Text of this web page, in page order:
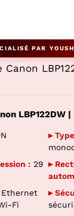
LBP122DW |
▸
: 29 ▸
Ethernet
Fi
▸